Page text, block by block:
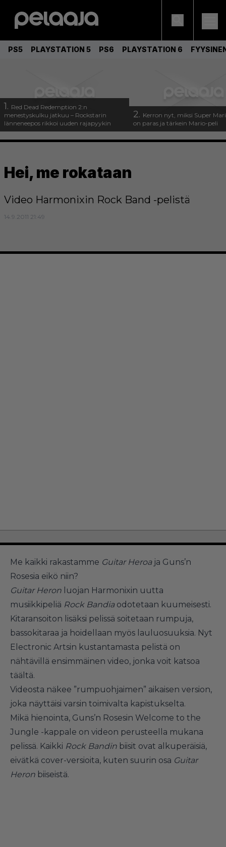
PS5 PLAYSTATION 5 PS6 PLAYSTATION 6
1. Red Dead Redemption 2:n
menestyskulku jatkuu – Rockstarin
länneneepos rikkoi uuden rajapyykin
2. Kerron nyt, miksi Super
on paras ja tärkein Mario-peli
Hei, me rokataan
Video Harmonixin Rock Band -pelistä
14.9.2011 21:49
Me kaikki rakastamme Guitar Heroaja Guns’n
Rosesia eikö niin?
Guitar Heron luojan Harmonixin uutta
musiikkipeliä Rock Bandiaodotetaan kuumeisesti.
Kitaransoiton lisäksi pelissä soitetaan rumpuja,
bassokitaraa ja hoidellaan myös lauluosuuksia. Nyt
Electronic Artsin kustantamasta pelistä on
nähtävillä ensimmäinen video, jonka voit katsoa
täältä.
Videosta näkee ”rumpuohjaimen” aikaisen version,
joka näyttäisi varsin toimivalta kapistukselta.
Mikä hienointa, Guns’n Rosesin Welcome to the
Jungle -kappale on videon perusteella mukana
pelissä. Kaikki Rock Bandin biisit ovat alkuperäisiä,
eivätkä cover-versioita, kuten suurin osa Guitar
Heron biiseistä.